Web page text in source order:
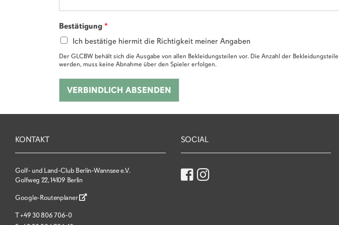
Bestätigung *
Ich bestätige hiermit die Richtigkeit meiner Angaben
Der GLCBW behält sich die Ausgabe von allen Bekleidungsteilen vor. Die Anzahl der
werden, muss keine Abnahme über den Spieler erfolgen.
VERBINDLICH ABSENDEN
KONTAKT
Golf- und Land-Club Berlin-Wannsee e.V.
Golfweg 22, 14109 Berlin
Google-Routenplaner
T+49 30 806 706-0
SOCIAL